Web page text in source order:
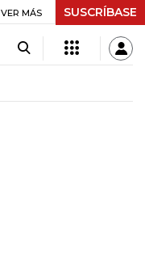
$ 417,01 +$ 0,05 +0,01%
VER MÁS SUSCRÍBASE